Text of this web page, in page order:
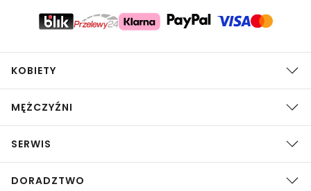
KOBIETY
MĘŻCZYŹNI
SERWIS
DORADZTWO